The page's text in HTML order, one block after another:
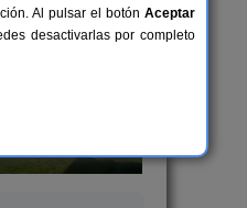
Al pulsar el botón Aceptar
desactivarlas por completo